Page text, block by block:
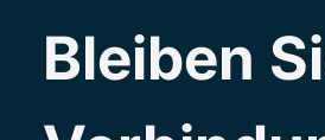
Bleiben